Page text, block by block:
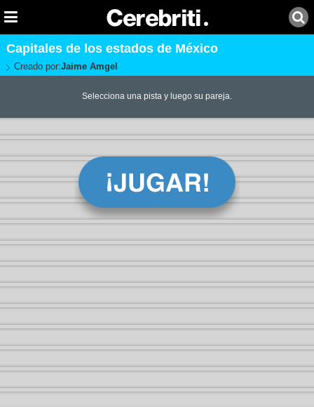
Capitales de los estados de México
Creado por:Jaime Amgel
Selecciona una pista y luego su pareja.